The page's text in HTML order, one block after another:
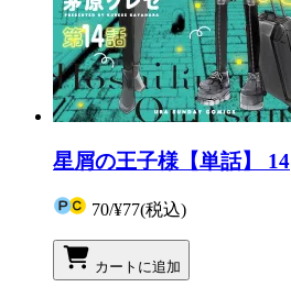
星屑の王子様【単話】 14
70/¥77(税込)
カートに追加